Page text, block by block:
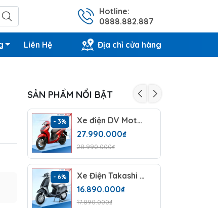
Hotline:
0888.882.887
Liên Hệ Địa chỉ cửa hàng
SẢN PHẨM NỔI BẬT
- 3%
Xe điện DV Motor Takashi Vibera Lithium
27.990.000₫
28.990.000₫
- 6%
Xe Điện Takashi Crown
16.890.000₫
17.890.000₫